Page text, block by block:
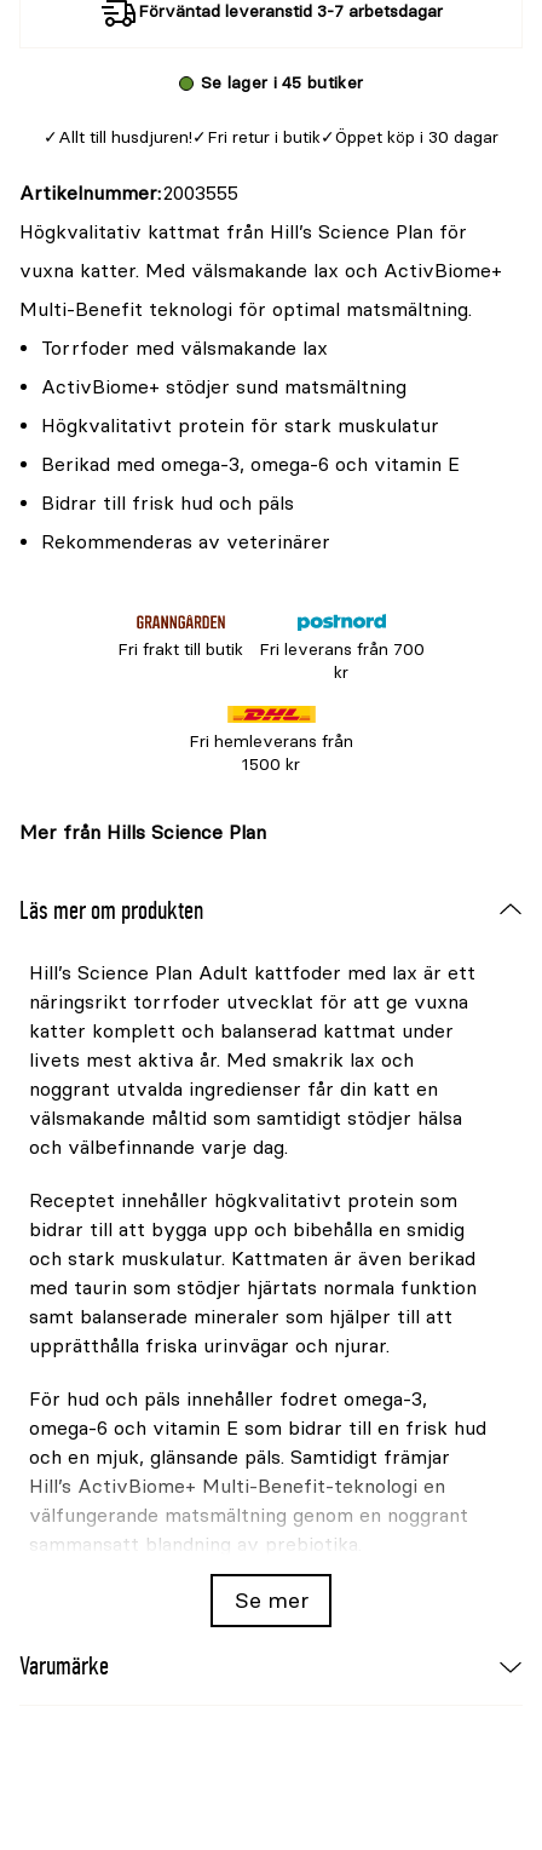
Förväntad leveranstid 3-7 arbetsdagar
Se lager i 45 butiker
Allt till husdjuren! Fri retur i butik Öppet köp i 30 dagar
Artikelnummer 2003555
Högkvalitativ kattmat från Hill’s Science Plan för
vuxna katter. Med välsmakande lax och ActivBiome+
Multi-Benefit teknologi för optimal matsmältning.
Torrfoder med välsmakande lax
ActivBiome+ stödjer sund matsmältning
Högkvalitativt protein för stark muskulatur
Berikad med omega-3, omega-6 och vitamin E
Bidrar till frisk hud och päls
Rekommenderas av veterinärer
Fri frakt till butik
Fri leverans från 700
kr
Fri hemleverans från
1500 kr
Mer från Hills Science Plan
Läs mer om produkten
Hill’s Science Plan Adult kattfoder med lax är ett
näringsrikt torrfoder utvecklat för att ge vuxna
katter komplett och balanserad kattmat under
livets mest aktiva år. Med smakrik lax och
noggrant utvalda ingredienser får din katt en
välsmakande måltid som samtidigt stödjer hälsa
och välbefinnande varje dag.
Receptet innehåller högkvalitativt protein som
bidrar till att bygga upp och bibehålla en smidig
och stark muskulatur. Kattmaten är även berikad
med taurin som stödjer hjärtats normala funktion
samt balanserade mineraler som hjälper till att
upprätthålla friska urinvägar och njurar.
För hud och päls innehåller fodret omega-3,
omega-6 och vitamin E som bidrar till en frisk hud
och en mjuk, glänsande päls. Samtidigt främjar
Hill’s ActivBiome+ Multi-Benefit-teknologi en
välfungerande matsmältning genom en noggrant
sammansatt blandning av prebiotika.
Resultatet är ett välsmakande och näringsrikt
kattfoder som hjälper din vuxna katt att hålla sig
pigg, aktiv och välmående varje dag.
Se mer
Varumärke